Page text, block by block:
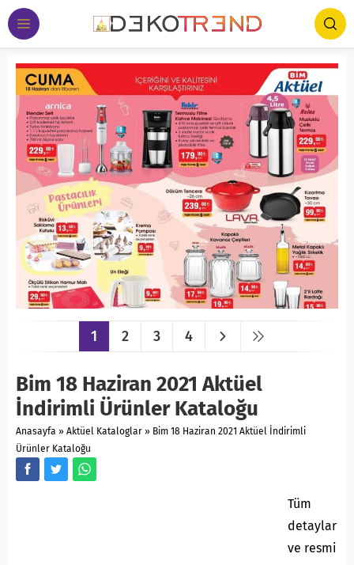
1 2 3 4
Bim 18 Haziran 2021 Aktüel
İndirimli Ürünler Kataloğu
Anasayfa » Aktüel Kataloglar » Bim 18 Haziran 2021 Aktüel İndirimli
Ürünler Kataloğu
Tüm
detaylar
ve resmi